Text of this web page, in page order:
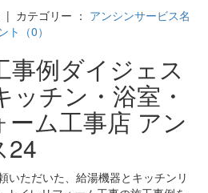
カテゴリー ： アンシンサービス名
ト（0）
事例ダイジェス
ッチン・浴室・
ーム工事店 アン
24
いただいた、給湯機器とキッチンリ